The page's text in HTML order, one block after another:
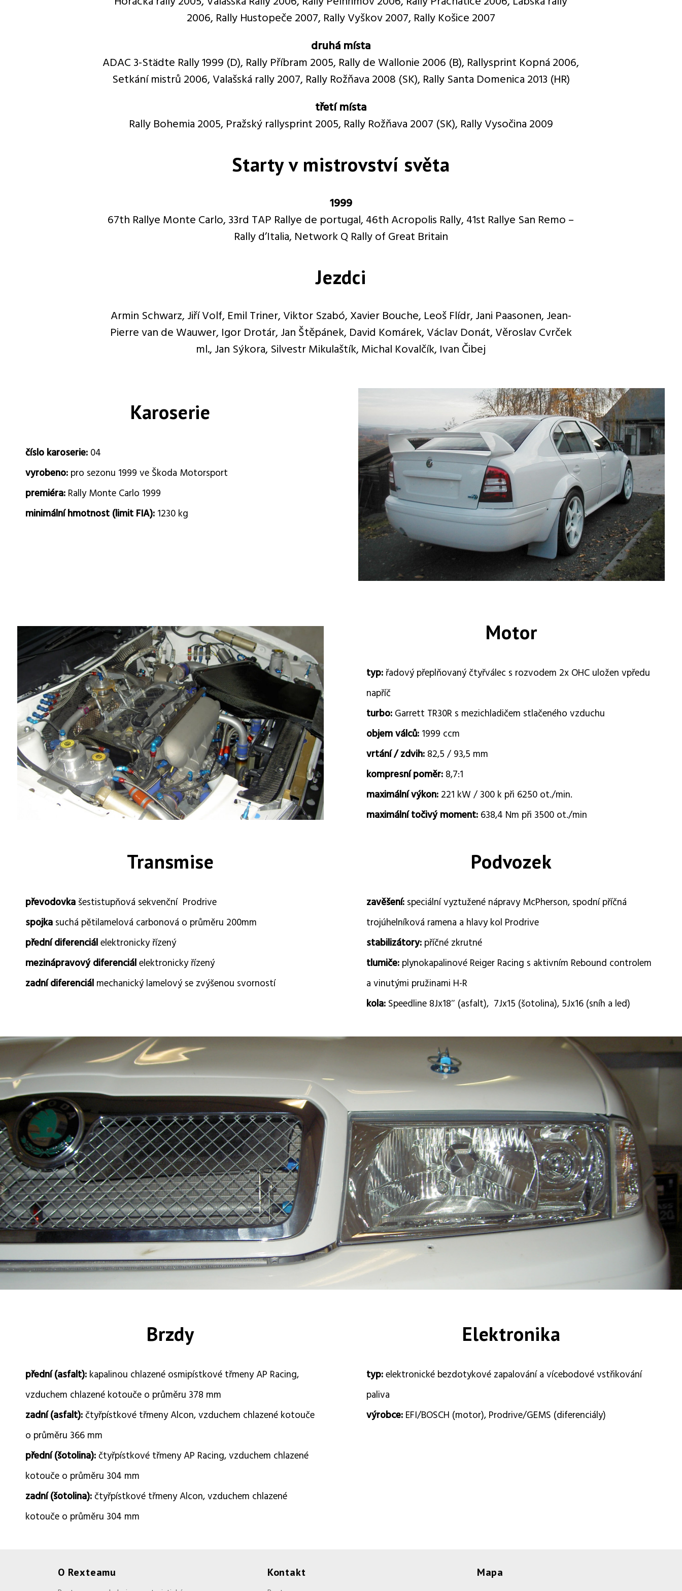
2006, Rally Hustopeče 2007, Rally Vyškov 2007, Rally Košice 2007
druhá místa
ADAC 3-Städte Rally 1999 (D), Rally Příbram 2005, Rally de Wallonie 2006 (B), Rallysprint Kopná 2006,
Setkání mistrů 2006, Valašská rally 2007, Rally Rožňava 2008 (SK), Rally Santa Domenica 2013 (HR)
třetí místa
Rally Bohemia 2005, Pražský rallysprint 2005, Rally Rožňava 2007 (SK), Rally Vysočina 2009
Starty v mistrovství světa
1999
67th Rallye Monte Carlo, 33rd TAP Rallye de portugal, 46th Acropolis Rally, 41st Rallye San Remo –
Rally d’Italia, Network Q Rally of Great Britain
Jezdci
Armin Schwarz, Jiří Volf, Emil Triner, Viktor Szabó, Xavier Bouche, Leoš Flídr, Jani Paasonen, Jean-
Pierre van de Wauwer, Igor Drotár, Jan Štěpánek, David Komárek, Václav Donát, Věroslav Cvrček
ml., Jan Sýkora, Silvestr Mikulaštík, Michal Kovalčík, Ivan Čibej
Karoserie
číslo karoserie: 04
vyrobeno: pro sezonu 1999 ve Škoda Motorsport
premiéra: Rally Monte Carlo 1999
minimální hmotnost (limit FIA): 1230 kg
Motor
typ: řadový přeplňovaný čtyřválec s rozvodem 2x OHC uložen vpředu
napříč
turbo: Garrett TR30R s mezichladičem stlačeného vzduchu
objem válců: 1999 ccm
vrtání / zdvih: 82,5 / 93,5 mm
kompresní poměr: 8,7:1
maximální výkon: 221 kW / 300 k při 6250 ot./min.
maximální točivý moment: 638,4 Nm při 3500 ot./min
Transmise
převodovka šestistupňová sekvenční Prodrive
spojka suchá pětilamelová carbonová o průměru 200mm
přední diferenciálelektronicky řízený
mezinápravový diferenciálelektronicky řízený
zadní diferenciál mechanický lamelový se zvýšenou svorností
Podvozek
zavěšení: speciální vyztužené nápravy McPherson, spodní příčná
trojúhelníková ramena a hlavy kol Prodrive
stabilizátory: příčné zkrutné
tlumiče: plynokapalinové Reiger Racing s aktivním Rebound controlem
a vinutými pružinami H-R
kola: Speedline 8Jx18″ (asfalt), 7Jx15 (šotolina), 5Jx16 (sníh a led)
Brzdy
přední (asfalt): kapalinou chlazené osmipístkové třmeny AP Racing,
vzduchem chlazené kotouče o průměru 378 mm
zadní (asfalt):čtyřpístkové třmeny Alcon, vzduchem chlazené kotouče
o průměru 366 mm
přední (šotolina):čtyřpístkové třmeny AP Racing, vzduchem chlazené
kotouče o průměru 304 mm
zadní (šotolina):čtyřpístkové třmeny Alcon, vzduchem chlazené
kotouče o průměru 304 mm
Elektronika
typ:elektronické bezdotykové zapalování a vícebodové vstřikování
paliva
výrobce: EFI/BOSCH (motor), Prodrive/GEMS (diferenciály)
O Rexteamu
Kontakt
Mapa